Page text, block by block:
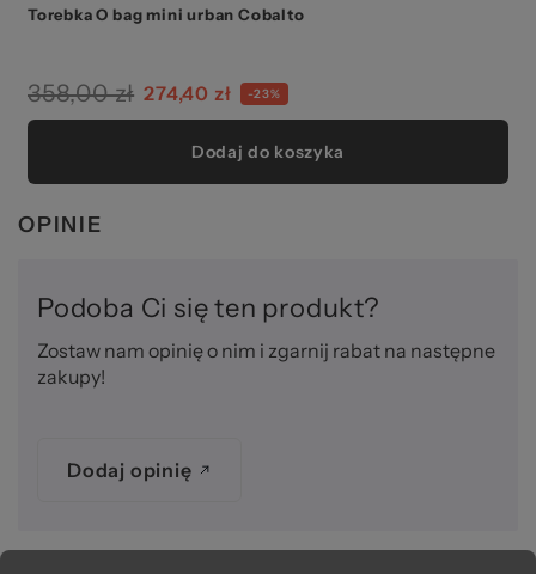
Torebka O bag mini urban Cobalto
358,00 zł 274,40 zł -23%
Dodaj do koszyka
OPINIE
Podoba Ci się ten produkt?
Zostaw nam opinię o nim i zgarnij rabat na następne
zakupy!
Dodaj opinię